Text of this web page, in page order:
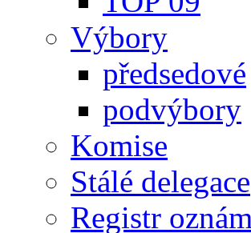
Výbory
předsedové
podvýbory
Komise
Stálé delegace
Registr